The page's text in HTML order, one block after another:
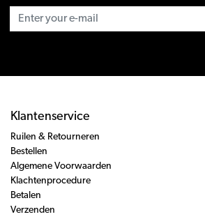
Klantenservice
Ruilen & Retourneren
Bestellen
Algemene Voorwaarden
Klachtenprocedure
Betalen
Verzenden